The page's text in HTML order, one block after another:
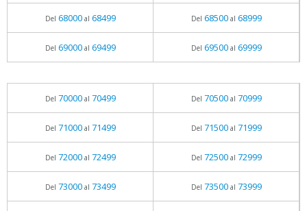
Del 68000al 68499 Del 68500al 68999
Del 69000al 69499 Del 69500al 69999
Del 70000al 70499 Del 70500al 70999
Del 71000al 71499 Del 71500al 71999
Del 72000al 72499 Del 72500al 72999
Del 73000al 73499 Del 73500al 73999